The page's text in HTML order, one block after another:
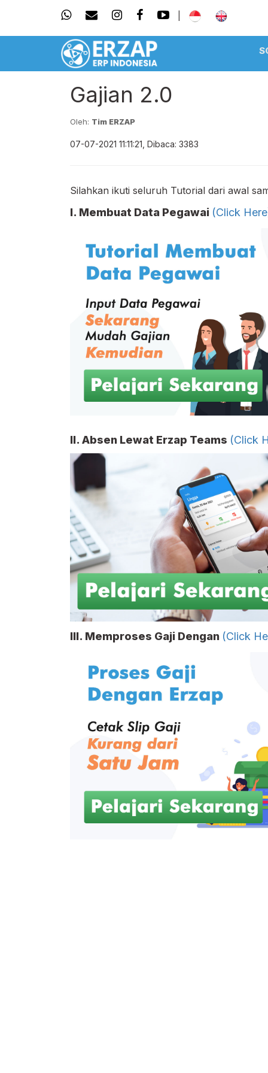
Gajian 2.0
Oleh: Tim ERZAP
07-07-2021 11:11:21, Dibaca: 3383
Silahkan ikuti seluruh Tutorial dari awal
I. Membuat Data Pegawai (Click
II. Absen Lewat Erzap Teams (Click
III. Memproses Gaji Dengan (Click